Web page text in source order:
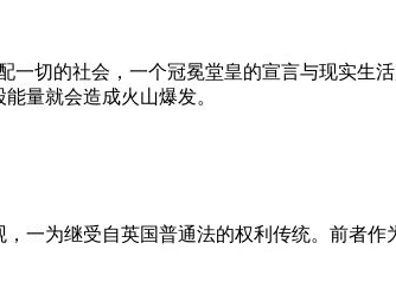
一切的社会，一个冠冕堂皇的宣言与现实
量就会造成火山爆发。
，一为继受自英国普通法的权利传统。前者